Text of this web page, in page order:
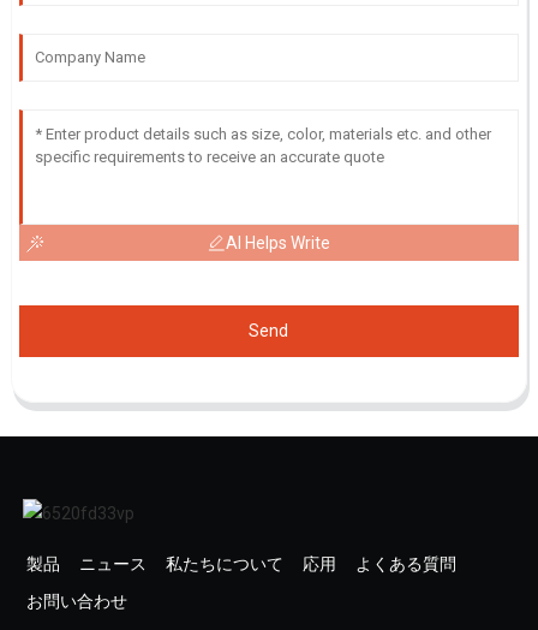
AI Helps Write
Send
製品 ニュース 私たちについて 応用
よくある質問
お問い合わせ